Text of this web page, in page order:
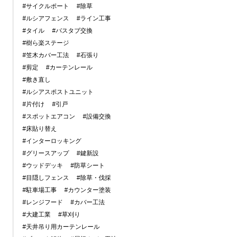
#サイクルポート
#除草
#ルシアフェンス
#ライン工事
#タイル
#バスタブ交換
#樹ら楽ステージ
#笠木カバー工法
#石張り
#剪定
#カーテンレール
#敷き直し
#ルシアスポストユニット
#片付け
#引戸
#スポットエアコン
#設備交換
#床貼り替え
#インターロッキング
#グリースアップ
#鍵新設
#ウッドデッキ
#防草シート
#目隠しフェンス
#除草・伐採
#駐車場工事
#カウンター塗装
#レンジフード
#カバー工法
#大建工業
#草刈り
#天井吊り用カーテンレール